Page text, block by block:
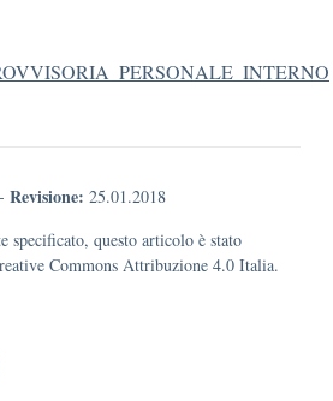
- Revisione: 25.01.2018
specificato, questo articolo è stato
Commons Attribuzione 4.0 Italia.